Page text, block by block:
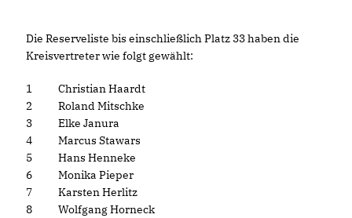
Die Reserveliste bis einschließlich Platz 33 haben die
Kreisvertreter wie folgt gewählt:
1
Christian Haardt
2
Roland Mitschke
3
Elke Janura
4
Marcus Stawars
5
Hans Henneke
6
Monika Pieper
7
Karsten Herlitz
8
Wolfgang Horneck